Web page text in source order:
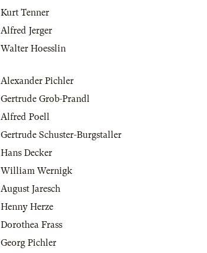
Kurt Tenner
Alfred Jerger
Walter Hoesslin
Alexander Pichler
Gertrude Grob-Prandl
Alfred Poell
Gertrude Schuster-Burgstaller
Hans Decker
William Wernigk
August Jaresch
Henny Herze
Dorothea Frass
Georg Pichler